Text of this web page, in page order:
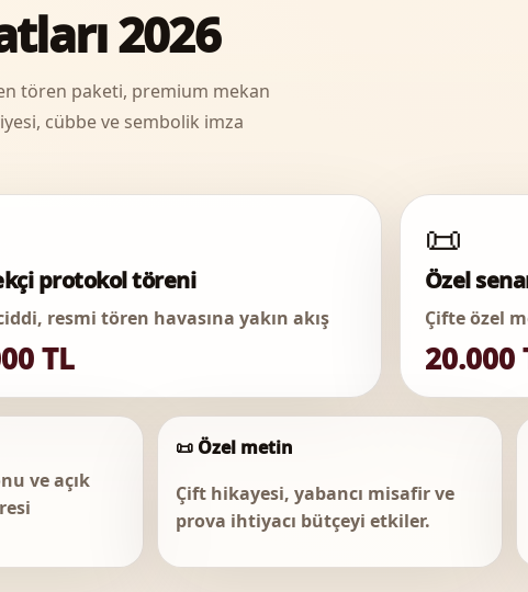
2026
tören paketi, premium mekan
cübbe ve sembolik imza
protokol töreni
resmi tören havasına yakın akış
TL
📜
Özel
Çifte özel
20.000
ve açık
📜 Özel metin
Çift hikayesi, yabancı misafir ve
prova ihtiyacı bütçeyi etkiler.